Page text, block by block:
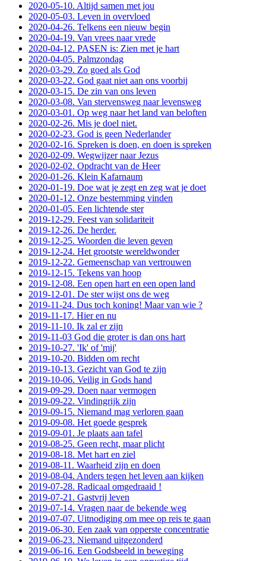
2020-05-10. Altijd samen met jou
2020-05-03. Leven in overvloed
2020-04-26. Telkens een nieuw begin
2020-04-19. Van vrees naar vrede
2020-04-12. PASEN is: Zien met je hart
2020-04-05. Palmzondag
2020-03-29. Zo goed als God
2020-03-22. God gaat niet aan ons voorbij
2020-03-15. De zin van ons leven
2020-03-08. Van stervensweg naar levensweg
2020-03-01. Op weg naar het land van beloften
2020-02-26. Mis je doel niet.
2020-02-23. God is geen Nederlander
2020-02-16. Spreken is doen, en doen is spreken
2020-02-09. Wegwijzer naar Jezus
2020-02-02. Opdracht van de Heer
2020-01-26. Klein Kafarnaum
2020-01-19. Doe wat je zegt en zeg wat je doet
2020-01-12. Onze bestemming vinden
2020-01-05. Een lichtende ster
2019-12-29. Feest van solidariteit
2019-12-26. De herder.
2019-12-25. Woorden die leven geven
2019-12-24. Het grootste wereldwonder
2019-12-22. Gemeenschap van vertrouwen
2019-12-15. Tekens van hoop
2019-12-08. Een open hart en een open land
2019-12-01. De ster wijst ons de weg
2019-11-24. Dus toch koning! Maar van wie ?
2019-11-17. Hier en nu
2019-11-10. Ik zal er zijn
2019-11-03 God die groter is dan ons hart
2019-10-27. 'Ik' of 'mij'
2019-10-20. Bidden om recht
2019-10-13. Gezicht van God te zijn
2019-10-06. Veilig in Gods hand
2019-09-29. Doen naar vermogen
2019-09-22. Vindingrijk zijn
2019-09-15. Niemand mag verloren gaan
2019-09-08. Het goede gesprek
2019-09-01. Je plaats aan tafel
2019-08-25. Geen recht, maar plicht
2019-08-18. Met hart en ziel
2019-08-11. Waarheid zijn en doen
2019-08-04. Anders tegen het leven aan kijken
2019-07-28. Radicaal omgedraaid !
2019-07-21. Gastvrij leven
2019-07-14. Vragen naar de bekende weg
2019-07-07. Uitnodiging om mee op reis te gaan
2019-06-30. Een zaak van opperste concentratie
2019-06-23. Niemand uitgezonderd
2019-06-16. Een Godsbeeld in beweging